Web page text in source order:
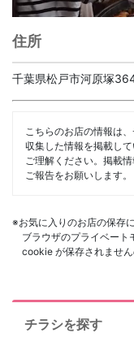
住所
千葉県松戸市河原塚
こちらのお店の情報は
収集した情報を掲載し
ご理解ください。掲載
ご報告をお願いします。
※お気に入りのお店の保存に
ブラウザのプライベート
cookie が保存されません
チラシを探す